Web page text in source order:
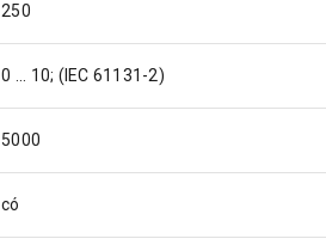
250
0 ... 10; (IEC 61131-2)
5000
có